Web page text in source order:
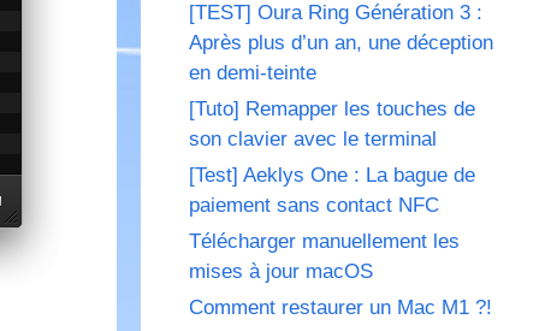
[TEST] Oura Ring Génération 3 :
Après plus d’un an, une déception
en demi-teinte
[Tuto] Remapper les touches de
son clavier avec le terminal
[Test] Aeklys One : La bague de
paiement sans contact NFC
Télécharger manuellement les
mises à jour macOS
Comment restaurer un Mac M1 ?!